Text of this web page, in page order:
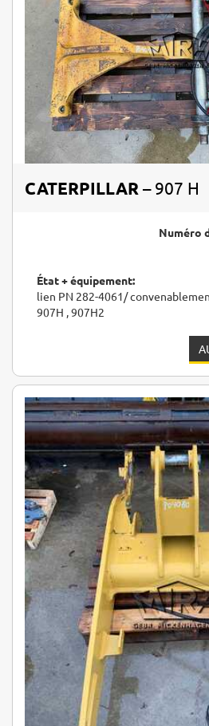
CATERPILLAR – 907 H
Numéro
État + équipement:
lien PN 282-4061/
907H , 907H2